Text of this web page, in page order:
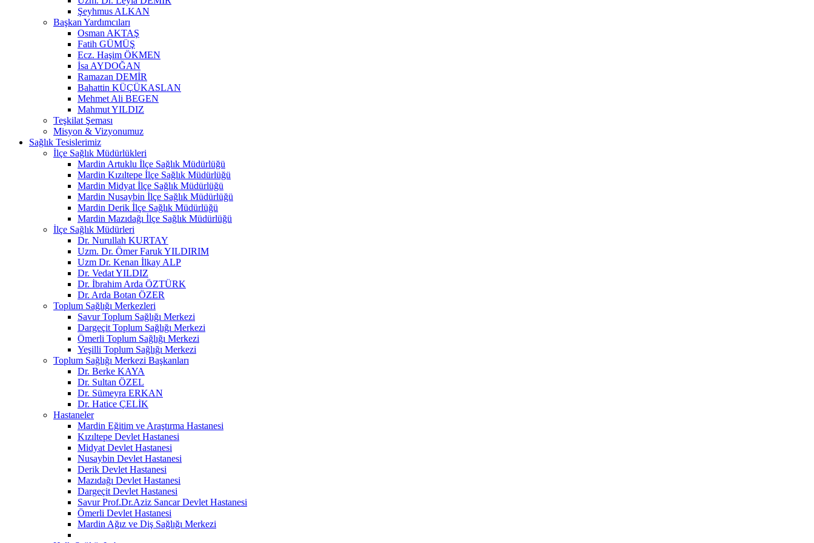
Şeyhmus ALKAN
Başkan Yardımcıları
Osman AKTAŞ
Fatih GÜMÜŞ
Ecz. Haşim ÖKMEN
İsa AYDOĞAN
Ramazan DEMİR
Bahattin KÜÇÜKASLAN
Mehmet Ali BEGEN
Mahmut YILDIZ
Teşkilat Şeması
Misyon & Vizyonumuz
Sağlık Tesislerimiz
İlçe Sağlık Müdürlükleri
Mardin Artuklu İlçe Sağlık Müdürlüğü
Mardin Kızıltepe İlçe Sağlık Müdürlüğü
Mardin Midyat İlçe Sağlık Müdürlüğü
Mardin Nusaybin İlçe Sağlık Müdürlüğü
Mardin Derik İlçe Sağlık Müdürlüğü
Mardin Mazıdağı İlçe Sağlık Müdürlüğü
İlçe Sağlık Müdürleri
Dr. Nurullah KURTAY
Uzm. Dr. Ömer Faruk YILDIRIM
Uzm Dr. Kenan İlkay ALP
Dr. Vedat YILDIZ
Dr. İbrahim Arda ÖZTÜRK
Dr. Arda Botan ÖZER
Toplum Sağlığı Merkezleri
Savur Toplum Sağlığı Merkezi
Dargeçit Toplum Sağlığı Merkezi
Ömerli Toplum Sağlığı Merkezi
Yeşilli Toplum Sağlığı Merkezi
Toplum Sağlığı Merkezi Başkanları
Dr. Berke KAYA
Dr. Sultan ÖZEL
Dr. Sümeyra ERKAN
Dr. Hatice ÇELİK
Hastaneler
Mardin Eğitim ve Araştırma Hastanesi
Kızıltepe Devlet Hastanesi
Midyat Devlet Hastanesi
Nusaybin Devlet Hastanesi
Derik Devlet Hastanesi
Mazıdağı Devlet Hastanesi
Dargeçit Devlet Hastanesi
Savur Prof.Dr.Aziz Sancar Devlet Hastanesi
Ömerli Devlet Hastanesi
Mardin Ağız ve Diş Sağlığı Merkezi